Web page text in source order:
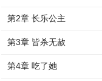
第2章 长乐公主
第3章 皆杀无赦
第4章 吃了她